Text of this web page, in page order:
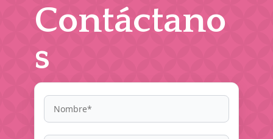
Contáctano
s